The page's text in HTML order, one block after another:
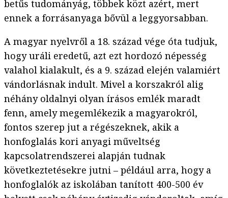
betűs tudományág, többek közt azért, mert
ennek a forrásanyaga bővül a leggyorsabban.
A magyar nyelvről a 18. század vége óta tudjuk,
hogy uráli eredetű, azt ezt hordozó népesség
valahol kialakult, és a 9. század elején valamiért
vándorlásnak indult. Mivel a korszakról alig
néhány oldalnyi olyan írásos emlék maradt
fenn, amely megemlékezik a magyarokról,
fontos szerep jut a régészeknek, akik a
honfoglalás kori anyagi műveltség
kapcsolatrendszerei alapján tudnak
következtetésekre jutni – például arra, hogy a
honfoglalók az iskolában tanított 400-500 év